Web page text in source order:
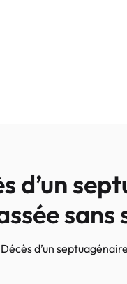
d’un
sans
Décès d’un